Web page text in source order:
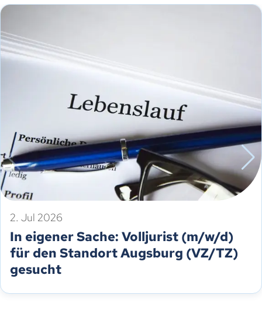
2. Jul 2026
In eigener Sache: Volljurist (m/w/d)
für den Standort Augsburg (VZ/TZ)
gesucht